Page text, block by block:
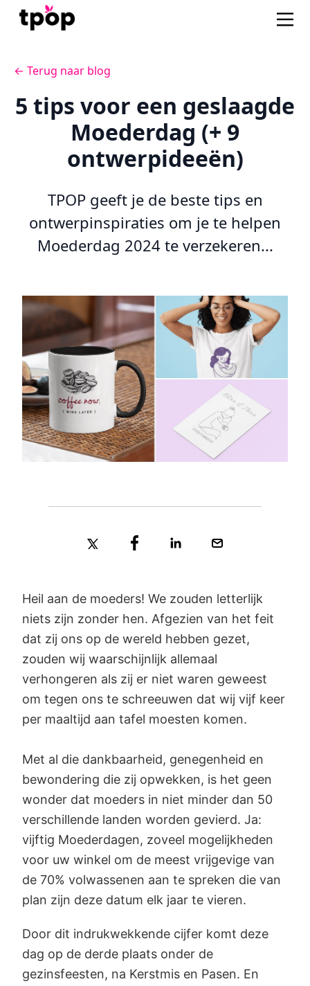
← Terug naar blog
5 tips voor een geslaagde
Moederdag (+ 9
ontwerpideeën)
TPOP geeft je de beste tips en
ontwerpinspiraties om je te helpen
Moederdag 2024 te verzekeren...
Heil aan de moeders! We zouden letterlijk
niets zijn zonder hen. Afgezien van het feit
dat zij ons op de wereld hebben gezet,
zouden wij waarschijnlijk allemaal
verhongeren als zij er niet waren geweest
om tegen ons te schreeuwen dat wij vijf keer
per maaltijd aan tafel moesten komen.
Met al die dankbaarheid, genegenheid en
bewondering die zij opwekken, is het geen
wonder dat moeders in niet minder dan 50
verschillende landen worden gevierd. Ja:
vijftig Moederdagen, zoveel mogelijkheden
voor uw winkel om de meest vrijgevige van
de 70% volwassenen aan te spreken die van
plan zijn deze datum elk jaar te vieren.
Door dit indrukwekkende cijfer komt deze
dag op de derde plaats onder de
gezinsfeesten, na Kerstmis en Pasen. En